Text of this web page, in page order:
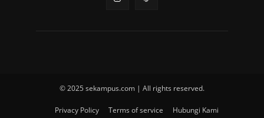
© 2025 sekampus.com | All rights reserved.
Privacy Policy Terms of service Hubungi Kami